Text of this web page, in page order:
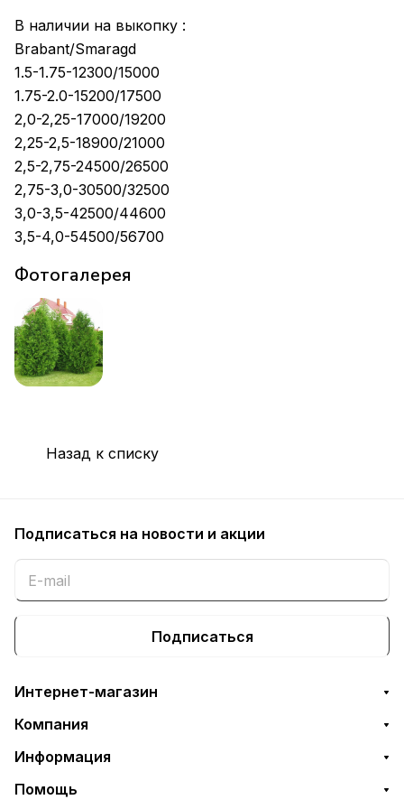
В наличии на выкопку :
Brabant/Smaragd
1.5-1.75-12300/15000
1.75-2.0-15200/17500
2,0-2,25-17000/19200
2,25-2,5-18900/21000
2,5-2,75-24500/26500
2,75-3,0-30500/32500
3,0-3,5-42500/44600
3,5-4,0-54500/56700
Фотогалерея
Назад к списку
Подписаться на новости и акции
Подписаться
Интернет-магазин
Компания
Информация
Помощь